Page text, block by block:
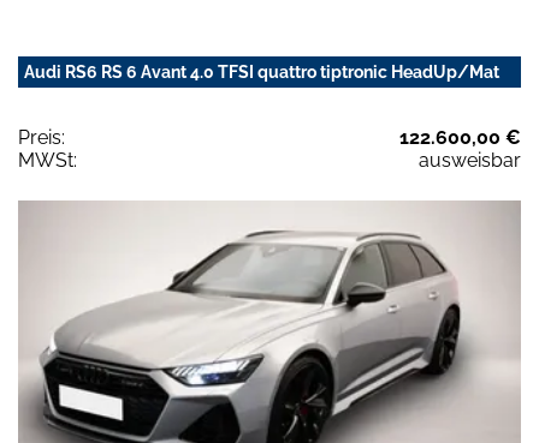
Audi RS6 RS 6 Avant 4.0 TFSI quattro tiptronic HeadUp/Mat
Preis:
122.600,00 €
MWSt:
ausweisbar